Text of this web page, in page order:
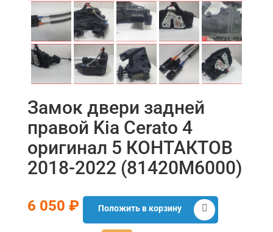
Замок двери задней
правой Kia Cerato 4
оригинал 5 КОНТАКТОВ
2018-2022 (81420M6000)
6 050 ₽ Положить в корзину